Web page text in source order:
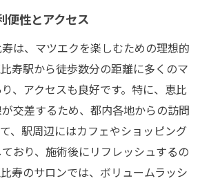
便性とアクセス
は、マツエクを楽しむための理想的
寿駅から徒歩数分の距離に多くのマ
、アクセスも良好です。特に、恵比
交差するため、都内各地からの訪問
、駅周辺にはカフェやショッピング
おり、施術後にリフレッシュするの
寿のサロンでは、ボリュームラッシ